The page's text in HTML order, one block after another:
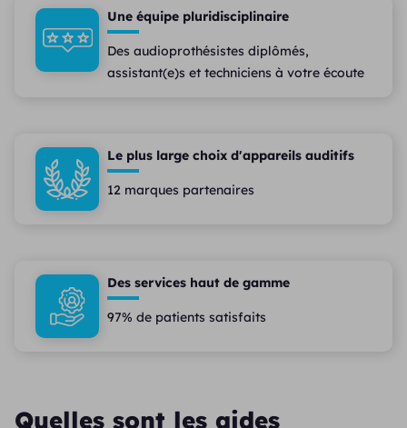
Une équipe pluridisciplinaire
Des audioprothésistes diplômés,
assistant(e)s et techniciens à votre écoute
Le plus large choix d'appareils auditifs
12 marques partenaires
Des services haut de gamme
97% de patients satisfaits
Quelles sont les aides